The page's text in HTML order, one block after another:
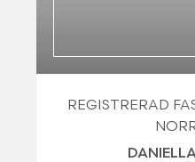
REGISTRERAD